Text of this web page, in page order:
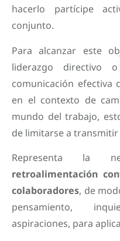
hacerlo partícipe
conjunto.
Para alcanzar este
liderazgo directivo
comunicación efectiva
en el contexto de
mundo del trabajo,
de limitarse a
Representa la
retroalimentación
colaboradores, de
pensamiento,
aspiraciones, para